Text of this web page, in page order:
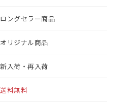
ロングセラー商品
オリジナル商品
新入荷・再入荷
送料無料